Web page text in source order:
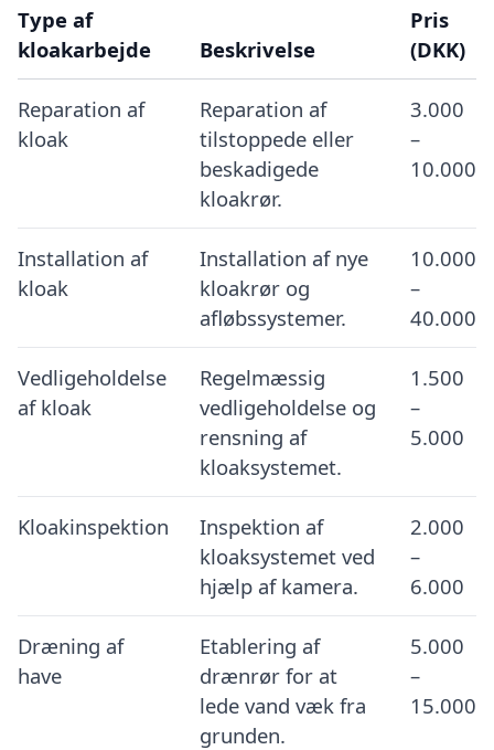
Type af
kloakarbejde
Beskrivelse
Pris
(DKK)
Reparation af
kloak
Reparation af
tilstoppede eller
beskadigede
kloakrør.
3.000
–
10.000
Installation af
kloak
Installation af nye
kloakrør og
afløbssystemer.
10.000
–
40.000
Vedligeholdelse
af kloak
Regelmæssig
vedligeholdelse og
rensning af
kloaksystemet.
1.500
–
5.000
Kloakinspektion
Inspektion af
kloaksystemet ved
hjælp af kamera.
2.000
–
6.000
Dræning af
have
Etablering af
drænrør for at
lede vand væk fra
grunden.
5.000
–
15.000